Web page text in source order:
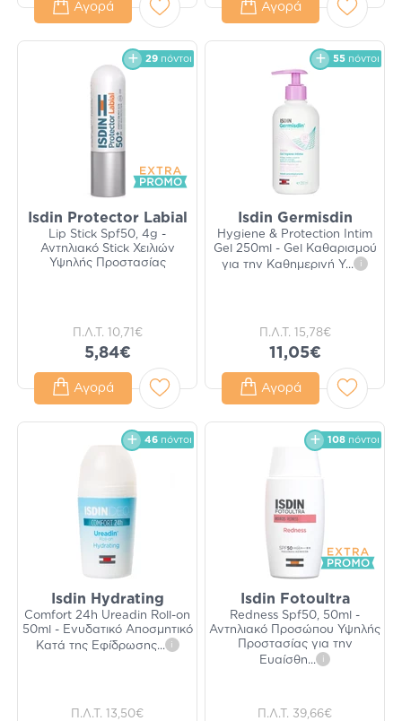
Αγορά Αγορά
29 πόντοι
Isdin Protector Labial
Lip Stick Spf50, 4g -
Αντηλιακό Stick Χειλιών
Υψηλής Προστασίας
Π.Λ.Τ. 10,71€
5,84€
Αγορά
55 πόντοι
Isdin Germisdin
Hygiene & Protection Intim
Gel 250ml - Gel Καθαρισμού
για την Καθημερινή Υ... i
Π.Λ.Τ. 15,78€
11,05€
Αγορά
46 πόντοι
Isdin Hydrating
Comfort 24h Ureadin Roll-on
50ml - Ενυδατικό Αποσμητικό
Κατά της Εφίδρωσης... i
Π.Λ.Τ. 13,50€
108 πόντοι
Isdin Fotoultra
Redness Spf50, 50ml -
Αντηλιακό Προσώπου Υψηλής
Προστασίας για την
Ευαίσθη... i
Π.Λ.Τ. 39,66€